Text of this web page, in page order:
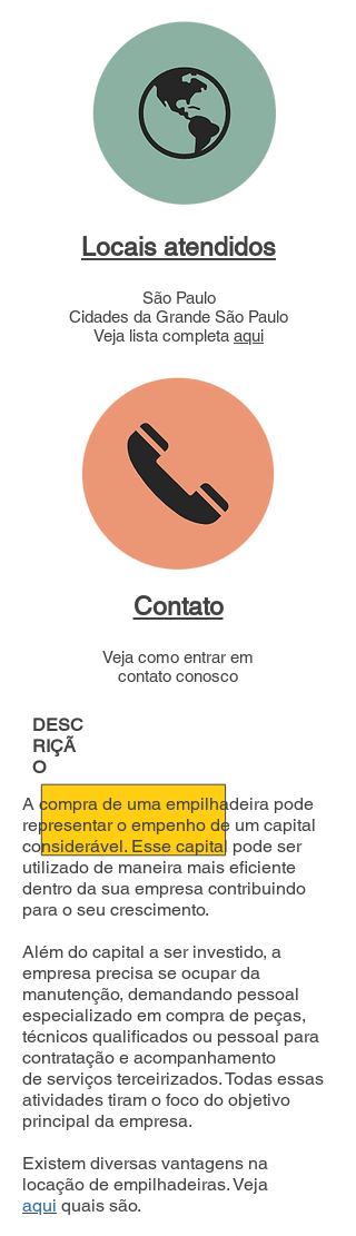
Locais atendidos
São Paulo
Cidades da Grande São Paulo
Veja lista completa aqui
Contato
Veja como entrar em
contato conosco
DESC
RIÇÃ
O
A compra de uma empilhadeira pode
representar o empenho de um capital
considerável. Esse capital pode ser
utilizado de maneira mais eficiente
dentro da sua empresa contribuindo
para o seu crescimento.
Além do capital a ser investido, a
empresa precisa se ocupar da
manutenção, demandando pessoal
especializado em compra de peças,
técnicos qualificados ou pessoal para
contratação e acompanhamento
de serviços terceirizados. Todas essas
atividades tiram o foco do objetivo
principal da empresa.
Existem diversas vantagens na
locação de empilhadeiras. Veja
aqui quais são.